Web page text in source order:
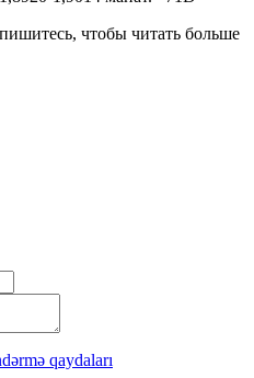
чтобы читать больше
qaydaları